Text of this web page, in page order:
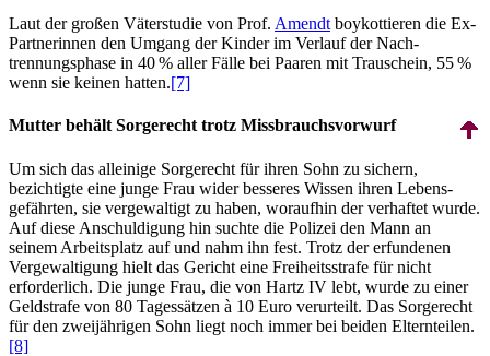
Laut der großen Väterstudie von Prof. Amendt boykottieren die Ex-
Partnerinnen den Umgang der Kinder im Verlauf der Nach­
trennungs­phase in 40 % aller Fälle bei Paaren mit Trauschein, 55 %
wenn sie keinen hatten.[7]
Mutter behält Sorgerecht trotz Missbrauchsvorwurf
Um sich das alleinige Sorgerecht für ihren Sohn zu sichern,
bezichtigte eine junge Frau wider besseres Wissen ihren Lebens­
gefährten, sie vergewaltigt zu haben, woraufhin der verhaftet wurde.
Auf diese Anschuldigung hin suchte die Polizei den Mann an
seinem Arbeitsplatz auf und nahm ihn fest. Trotz der erfundenen
Vergewaltigung hielt das Gericht eine Freiheitsstrafe für nicht
erforderlich. Die junge Frau, die von Hartz IV lebt, wurde zu einer
Geldstrafe von 80 Tagessätzen à 10 Euro verurteilt. Das Sorgerecht
für den zweijährigen Sohn liegt noch immer bei beiden Eltern­teilen.
[8]